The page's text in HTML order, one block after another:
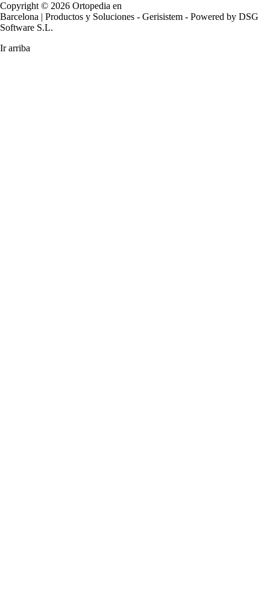
Copyright © 2026 Ortopedia en
Barcelona | Productos y Soluciones - Gerisistem - Powered by DSG
Software S.L.
Ir arriba